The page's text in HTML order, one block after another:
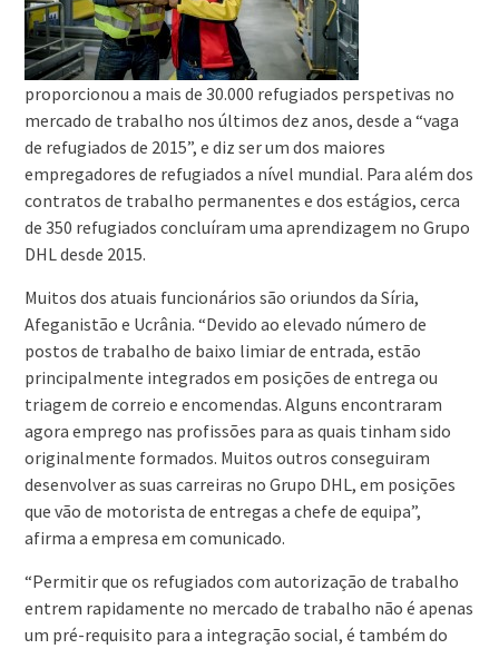
proporcionou a mais de 30.000 refugiados perspetivas no
mercado de trabalho nos últimos dez anos, desde a “vaga
de refugiados de 2015”, e diz ser um dos maiores
empregadores de refugiados a nível mundial. Para além dos
contratos de trabalho permanentes e dos estágios, cerca
de 350 refugiados concluíram uma aprendizagem no Grupo
DHL desde 2015.
Muitos dos atuais funcionários são oriundos da Síria,
Afeganistão e Ucrânia. “Devido ao elevado número de
postos de trabalho de baixo limiar de entrada, estão
principalmente integrados em posições de entrega ou
triagem de correio e encomendas. Alguns encontraram
agora emprego nas profissões para as quais tinham sido
originalmente formados. Muitos outros conseguiram
desenvolver as suas carreiras no Grupo DHL, em posições
que vão de motorista de entregas a chefe de equipa”,
afirma a empresa em comunicado.
“Permitir que os refugiados com autorização de trabalho
entrem rapidamente no mercado de trabalho não é apenas
um pré-requisito para a integração social, é também do